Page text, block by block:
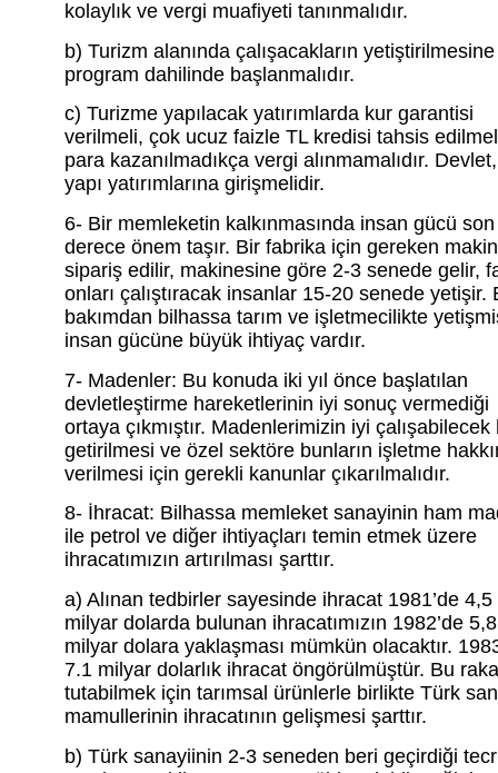
kolaylık ve vergi muafiyeti tanınmalıdır.
b) Turizm alanında çalışacakların
program dahilinde başlanmalıdır.
c) Turizme yapılacak yatırımlarda kur garantisi
verilmeli, çok ucuz faizle TL kredisi tahsis
para kazanılmadıkça vergi alınmamalıdır.
yapı yatırımlarına girişmelidir.
6- Bir memleketin kalkınmasında insan gücü son
derece önem taşır. Bir fabrika için gereken
sipariş edilir, makinesine göre 2-3 senede gelir,
onları çalıştıracak insanlar 15-20 senede yetişir.
bakımdan bilhassa tarım ve işletmecilikte
insan gücüne büyük ihtiyaç vardır.
7- Madenler: Bu konuda iki yıl önce başlatılan
devletleştirme hareketlerinin iyi sonuç vermediği
ortaya çıkmıştır. Madenlerimizin iyi çalışabilecek
getirilmesi ve özel sektöre bunların işletme
verilmesi için gerekli kanunlar çıkarılmalıdır.
8- İhracat: Bilhassa memleket sanayinin ham
ile petrol ve diğer ihtiyaçları temin etmek üzere
ihracatımızın artırılması şarttır.
a) Alınan tedbirler sayesinde ihracat 1981’de 4,5
milyar dolarda bulunan ihracatımızın 1982’de 5,8
milyar dolara yaklaşması mümkün olacaktır.
7.1 milyar dolarlık ihracat öngörülmüştür. Bu
tutabilmek için tarımsal ürünlerle birlikte Türk
mamullerinin ihracatının gelişmesi şarttır.
b) Türk sanayiinin 2-3 seneden beri geçirdiği